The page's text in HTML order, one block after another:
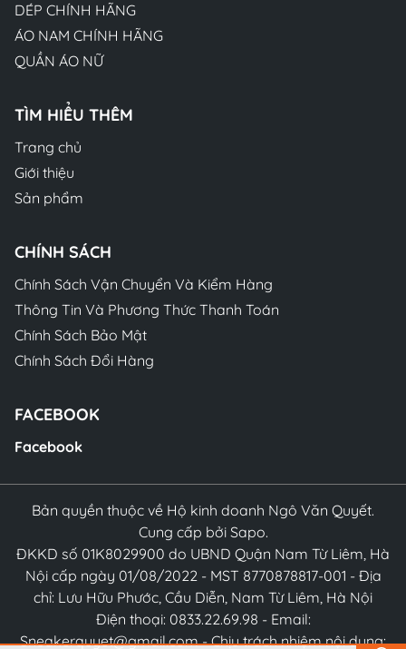
DÉP CHÍNH HÃNG
ÁO NAM CHÍNH HÃNG
QUẦN ÁO NỮ
TÌM HIỂU THÊM
Trang chủ
Giới thiệu
Sản phẩm
CHÍNH SÁCH
Chính Sách Vận Chuyển Và Kiểm Hàng
Thông Tin Và Phương Thức Thanh Toán
Chính Sách Bảo Mật
Chính Sách Đổi Hàng
FACEBOOK
Facebook
Bản quyền thuộc về Hộ kinh doanh Ngô Văn Quyết.
Cung cấp bởi Sapo.
ĐKKD số 01K8029900 do UBND Quận Nam Từ Liêm, Hà
Nội cấp ngày 01/08/2022 - MST 8770878817-001 - Địa
chỉ: Lưu Hữu Phước, Cầu Diễn, Nam Từ Liêm, Hà Nội
Điện thoại: 0833.22.69.98 - Email:
Sneakerquyet@gmail.com - Chịu trách nhiệm nội dung: